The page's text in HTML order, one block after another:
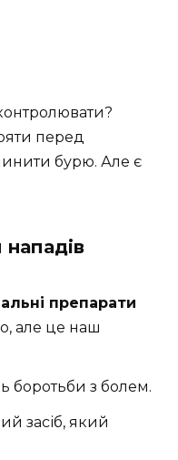
перед
бурю. Але є
нападів
препарати
але це наш
боротьби з болем.
засіб, який